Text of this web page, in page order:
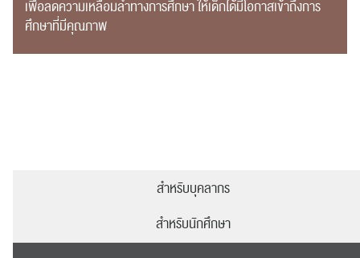
เพื่อลดความเหลื่อมล้ำทางการศึกษา ให้เด็กได้มีโอกาสเข้าถึงการ
ศึกษาที่มีคุณภาพ
สำหรับบุคลากร
สำหรับนักศึกษา
RC Activity
ปฏิทิน